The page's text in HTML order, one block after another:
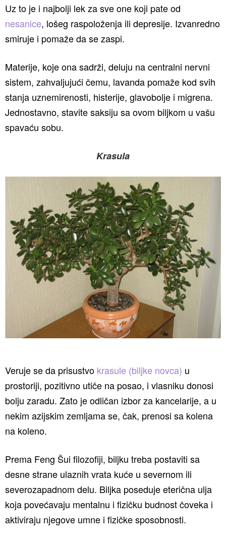
Uz to je i najbolji lek za sve one koji pate od
nesanice, lošeg raspoloženja ili depresije. Izvanredno
smiruje i pomaže da se zaspi.
Materije, koje ona sadrži, deluju na centralni nervni
sistem, zahvaljujući čemu, lavanda pomaže kod svih
stanja uznemirenosti, histerije, glavobolje i migrena.
Jednostavno, stavite saksiju sa ovom biljkom u vašu
spavaću sobu.
Krasula
Veruje se da prisustvo krasule (biljke novca) u
prostoriji, pozitivno utiče na posao, i vlasniku donosi
bolju zaradu. Zato je odličan izbor za kancelarije, a u
nekim azijskim zemljama se, čak, prenosi sa kolena
na koleno.
Prema Feng Šui filozofiji, biljku treba postaviti sa
desne strane ulaznih vrata kuće u severnom ili
severozapadnom delu. Biljka poseduje eterična ulja
koja povećavaju mentalnu i fizičku budnost čoveka i
aktiviraju njegove umne i fizičke sposobnosti.